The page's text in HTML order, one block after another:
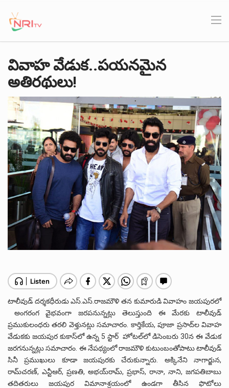
వివాహ వేడుక..పయనమైన
అతిరథులు!
టాలీవుడ్ దర్శకధీరుడు ఎస్‌.ఎస్‌.రాజమౌళి తన కుమారుడి వివాహం జయపురలో
అంగరంగ వైభవంగా జరపనున్నట్లు తెలుస్తుంది ఈ మేరకు టాలీవుడ్
ప్రముకులంధరు తరలి వెళ్తునట్లు సమాచారం. కార్తికేయ, పూజా ప్రసాద్‌ల వివాహ
వేడుకకు జయపుర కుకాస్‌లో ఉన్న 5 స్టార్ హోటల్‌లో డిసెంబరు 30న ఈ వేడుక
జరగనున్నట్లు సమాచారం. ఈ నేపథ్యంలో రాజమౌళి కుటుంబంతోపాటు టాలీవుడ్‌
సినీ ప్రముఖులు కూడా జయపురకు‌ చేరుకున్నారు. అక్కినేని నాగార్జున,
రామ్‌చరణ్‌, ఎన్టీఆర్‌, ప్రణతి, అభయ్‌రామ్‌, ప్రభాస్‌, రానా, నాని, జగపతిబాబు
తదితరులు జయపుర‌ విమానాశ్రయంలో ఉండగా తీసిన ఫొటోలు